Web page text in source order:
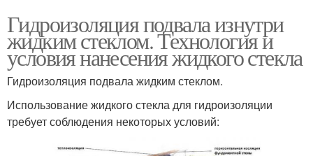
Гидроизоляция подвала изнутри
жидким стеклом. Технология и
условия нанесения жидкого стекла
Гидроизоляция подвала жидким стеклом.
Использование жидкого стекла для гидроизоляции
требует соблюдения некоторых условий: